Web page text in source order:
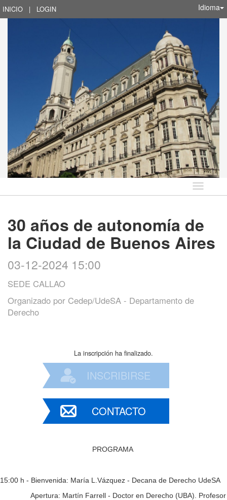
INICIO | LOGIN Idioma
Idioma
30 años de autonomía de
la Ciudad de Buenos Aires
03-12-2024 15:00
SEDE CALLAO
Organizado por Cedep/UdeSA - Departamento de
Derecho
La inscripción ha finalizado.
INSCRIBIRSE
CONTACTO
PROGRAMA
15:00 h - Bienvenida: María L.Vázquez - Decana de Derecho UdeSA
Apertura: Martín Farrell - Doctor en Derecho (UBA). Profesor